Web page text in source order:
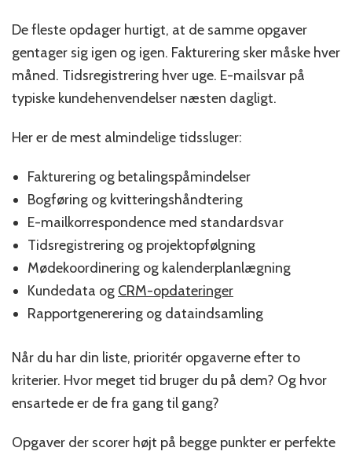
De fleste opdager hurtigt, at de samme opgaver
gentager sig igen og igen. Fakturering sker måske hver
måned. Tidsregistrering hver uge. E-mailsvar på
typiske kundehenvendelser næsten dagligt.
Her er de mest almindelige tidssluger:
Fakturering og betalingspåmindelser
Bogføring og kvitteringshåndtering
E-mailkorrespondence med standardsvar
Tidsregistrering og projektopfølgning
Mødekoordinering og kalenderplanlægning
Kundedata og CRM-opdateringer
Rapportgenerering og dataindsamling
Når du har din liste, prioritér opgaverne efter to
kriterier. Hvor meget tid bruger du på dem? Og hvor
ensartede er de fra gang til gang?
Opgaver der scorer højt på begge punkter er perfekte